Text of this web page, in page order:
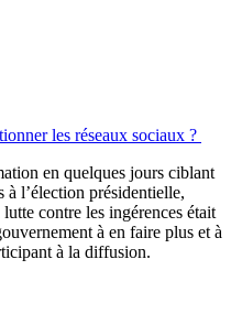
les réseaux sociaux ?
en quelques jours ciblant
à l’élection présidentielle,
contre les ingérences était
à en faire plus et à
à la diffusion.